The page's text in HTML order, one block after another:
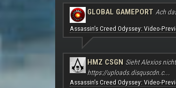
GLOBAL GAMEPORT Ach
Assassin's Creed Odyssey: Video-
HMZ CSGN Sieht Alexios
https://uploads.disquscdn.c...
Assassin's Creed Odyssey: Video-